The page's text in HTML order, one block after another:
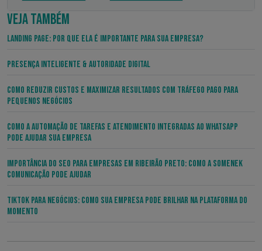
VEJA TAMBÉM
Landing Page: por que ela é importante para sua empresa?
Presença Inteligente & Autoridade Digital
Como Reduzir Custos e Maximizar Resultados com Tráfego Pago para
Pequenos Negócios
Como a Automação de Tarefas e Atendimento Integradas ao WhatsApp
pode Ajudar sua Empresa
Importância do SEO para Empresas em Ribeirão Preto: Como a Somenek
Comunicação Pode Ajudar
TikTok para Negócios: Como sua Empresa pode Brilhar na Plataforma do
Momento